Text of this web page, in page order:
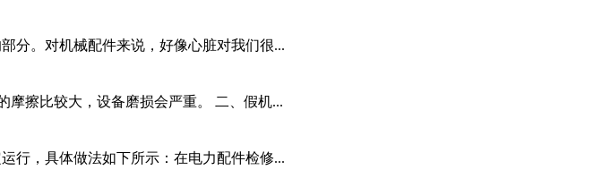
分。对机械配件来说，好像心脏对我们很...
摩擦比较大，设备磨损会严重。 二、假机...
行，具体做法如下所示：在电力配件检修...